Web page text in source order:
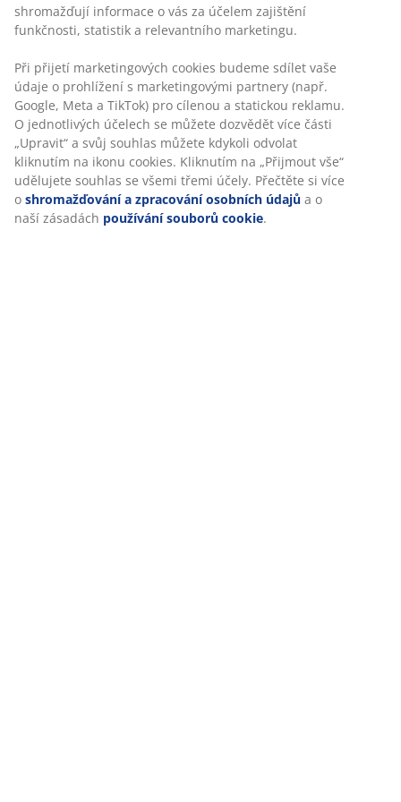
Specifikace
Hodnocení
(1 )
shromažďují informace o vás za účelem zajištění
funkčnosti, statistik a relevantního marketingu.
Při přijetí marketingových cookies budeme sdílet vaše
údaje o prohlížení s marketingovými partnery (např.
Google, Meta a TikTok) pro cílenou a statickou reklamu.
O jednotlivých účelech se můžete dozvědět více části
„Upravit“ a svůj souhlas můžete kdykoli odvolat
kliknutím na ikonu cookies. Kliknutím na „Přijmout vše“
udělujete souhlas se všemi třemi účely. Přečtěte si více
o shromažďování a zpracování osobních údajů a o
naší zásadách používání souborů cookie.